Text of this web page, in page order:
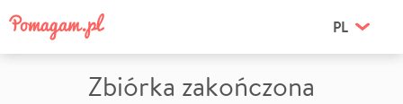
PL
Zbiórka zakończona